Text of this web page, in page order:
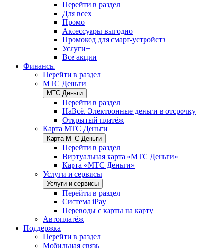
Перейти в раздел
Для всех
Промо
Аксессуары выгодно
Промокод для смарт-устройств
Услуги+
Все акции
Финансы
Перейти в раздел
МТС Деньги
МТС Деньги
Перейти в раздел
НаВсё. Электронные деньги в отсрочку
Открытый платёж
Карта МТС Деньги
Карта МТС Деньги
Перейти в раздел
Виртуальная карта «МТС Деньги»
Карта «МТС Деньги»
Услуги и сервисы
Услуги и сервисы
Перейти в раздел
Система iPay
Переводы с карты на карту
Автоплатёж
Поддержка
Перейти в раздел
Мобильная связь